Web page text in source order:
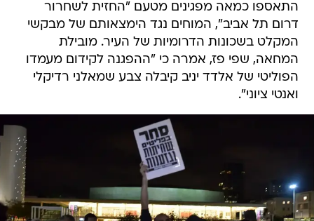
התאספו כמאה מפגינים מטעם "החזית לשחרור
דרום תל אביב", המוחים נגד הימצאותם של מבקשי
המקלט בשכונות הדרומיות של העיר. מובילת
המחאה, שפי פז, אמרה כי "ההפגנה לקידום מעמדו
הפוליטי של אלדד יניב קיבלה צבע שמאלני רדיקלי
ואנטי ציוני".